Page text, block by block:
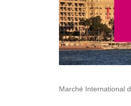
Marché International